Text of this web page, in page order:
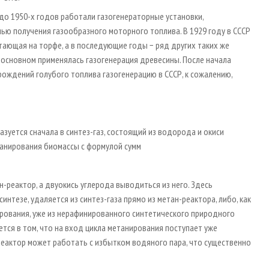
1950­-х годов работали газогенераторные установки,
получения газо­образного моторного топлива. В 1929 году в СССР
на торфе, а в последующие годы − ряд других таких же
применялась газогенерация древесины. После начала
голубого топлива газогенерацию в СССР, к сожалению,
сначала в синтез-газ, состоящий из водорода и окиси
биомассы с формулой сумм
а двуокись углерода выводиться из него. Здесь
удаляется из синтез­-газа прямо из метан-­реактора, либо, как
уже из нерафинированного синтетического природного
в том, что на вход цикла метанирования поступает уже
может работать с избытком водяного пара, что существенно